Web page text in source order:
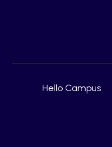
Hello Campus